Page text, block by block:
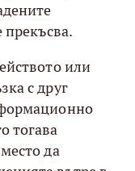
прекъсва.
или
с друг
тогава
да